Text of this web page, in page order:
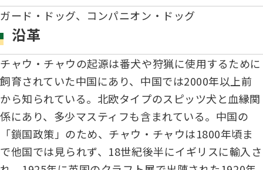
3分でわかるジャパンケネルクラブ
ジャパンケネルクラブチャンネルYouTube
ガゼットのご案内
正しいブリーディングと守るべき心得
ティーカッププードル、豆柴について
遺伝子疾患について考えよう
「動物の愛護及び管理に関する法律」
アジリティー競技会
フライボール競技会
オビディエンス競技会
審査員
アニマル衛生士
自主研修会／日程
ガード・ドッグ、コンパニオン・ドッグ
沿革
チャウ・チャウの起源は番犬や狩猟に使用するために
飼育されていた中国にあり、中国では2000年以上前
から知られている。北欧タイプのスピッツ犬と血縁関
係にあり、多少マスティフも含まれている。中国の
「鎖国政策」のため、チャウ・チャウは1800年頃ま
で他国では見られず、18世紀後半にイギリスに輸入さ